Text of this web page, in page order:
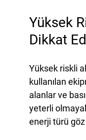
Yüksek
Dikkat
Yüksek riskli
kullanılan
alanlar ve
yeterli
enerji türü göz